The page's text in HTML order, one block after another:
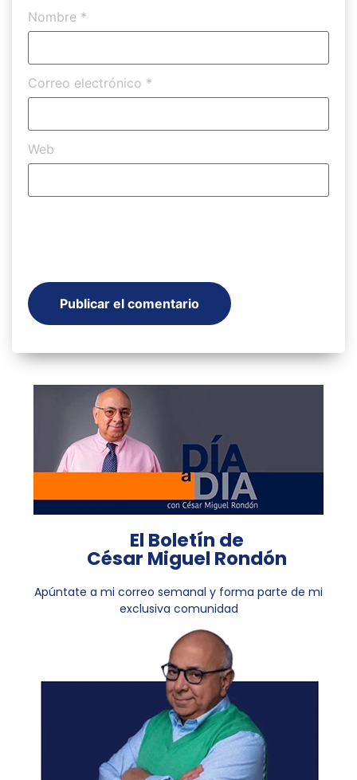
Nombre *
Correo electrónico *
Web
El Boletín de
César Miguel Rondón
Apúntate a mi correo semanal y forma parte de mi
exclusiva comunidad